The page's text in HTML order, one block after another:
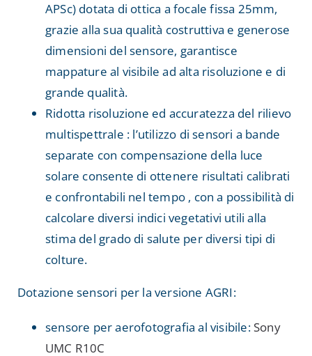
APSc) dotata di ottica a focale fissa 25mm,
grazie alla sua qualità costruttiva e generose
dimensioni del sensore, garantisce
mappature al visibile ad alta risoluzione e di
grande qualità.
Ridotta risoluzione ed accuratezza del rilievo
multispettrale : l’utilizzo di sensori a bande
separate con compensazione della luce
solare consente di ottenere risultati calibrati
e confrontabili nel tempo , con a possibilità di
calcolare diversi indici vegetativi utili alla
stima del grado di salute per diversi tipi di
colture.
Dotazione sensori per la versione AGRI:
sensore per aerofotografia al visibile: Sony
UMC R10C